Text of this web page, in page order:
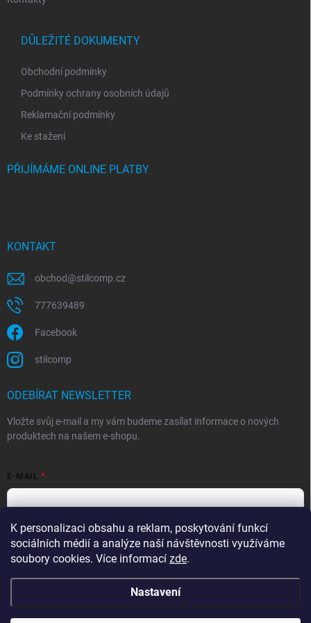
K personalizaci obsahu a reklam, poskytování funkcí
sociálních médií a analýze naší návštěvnosti využíváme
soubory cookies. Více informací zde.
Nastavení
DŮLEŽITÉ DOKUMENTY
Obchodní podmínky
Podmínky ochrany osobních údajů
Reklamační podmínky
Ke stažení
PŘIJÍMÁME ONLINE PLATBY
KONTAKT
obchod@stilcomp.cz
777639489
Facebook
stilcomp
ODEBÍRAT NEWSLETTER
Vložte svůj e-mail a my vám budeme zasílat informace o nových
produktech na našem e-shopu.
E-MAIL
Souhlasím spodmínkami ochrany osobních údajů
Přihlásit se
Copyright 2026StilComp.cz. Všechna práva vyhrazena.Upravit nastavení